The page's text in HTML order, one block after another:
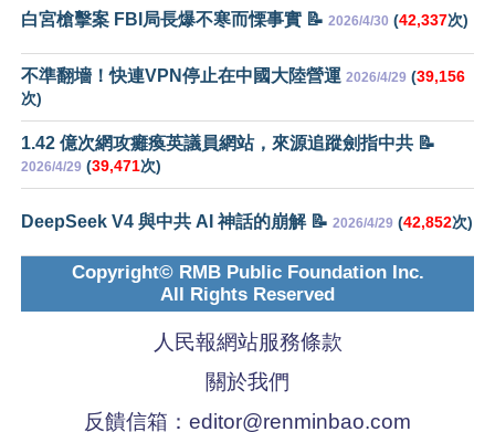
白宮槍擊案 FBI局長爆不寒而慄事實 📝 2026/4/30 (42,337次)
不準翻墻！快連VPN停止在中國大陸營運 2026/4/29 (39,156
次)
1.42 億次網攻癱瘓英議員網站，來源追蹤劍指中共 📝
2026/4/29 (39,471次)
DeepSeek V4 與中共 AI 神話的崩解 📝 2026/4/29 (42,852次)
Copyright© RMB Public Foundation Inc.
All Rights Reserved
人民報網站服務條款
關於我們
反饋信箱： editor@renminbao.com